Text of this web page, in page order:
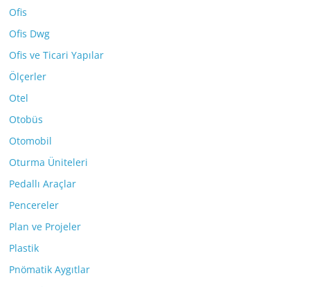
Ofis
Ofis Dwg
Ofis ve Ticari Yapılar
Ölçerler
Otel
Otobüs
Otomobil
Oturma Üniteleri
Pedallı Araçlar
Pencereler
Plan ve Projeler
Plastik
Pnömatik Aygıtlar